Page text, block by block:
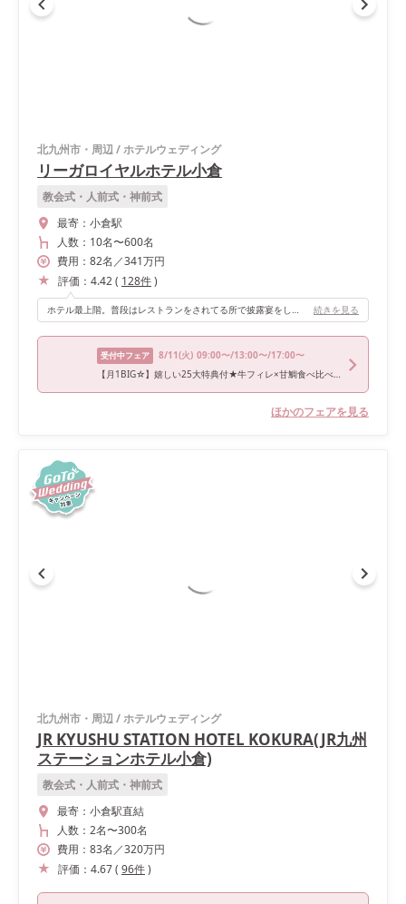
北九州市・周辺/ホテルウェディング
リーガロイヤルホテル小倉
教会式・人前式・神前式
最寄： 小倉駅
人数： 10名〜600名
費用： 82名 ／341万円
評価： 4.42( 128件)
ホテル最上階。普段はレストランをされてる所で披露宴をしたのですが、見晴らしがとても良く駅がすぐ横なので子供達は電車が通るのをみて喜んでいたみたいです。夕日や夜景もとても綺麗でした！ 続きを見る
受付中フェア 8/11(火) 09:00〜/13:00〜/17:00〜
【月1BIG☆】嬉しい25大特典付★牛フィレ×甘鯛食べ比べフェア
ほかのフェアを見る
北九州市・周辺/ホテルウェディング
JR KYUSHU STATION HOTEL KOKURA(JR九州
ステーションホテル小倉)
教会式・人前式・神前式
最寄： 小倉駅直結
人数： 2名〜300名
費用： 83名 ／320万円
評価： 4.67( 96件)